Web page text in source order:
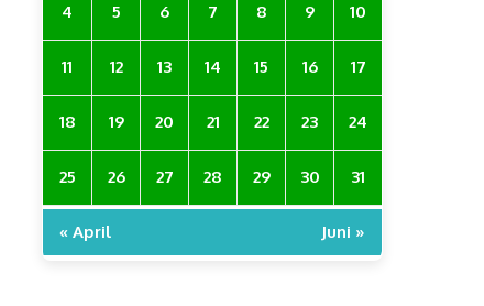
4 5 6 7 8 9 10
11 12 13 14 15 16 17
18 19 20 21 22 23 24
25 26 27 28 29 30 31
« April Juni »